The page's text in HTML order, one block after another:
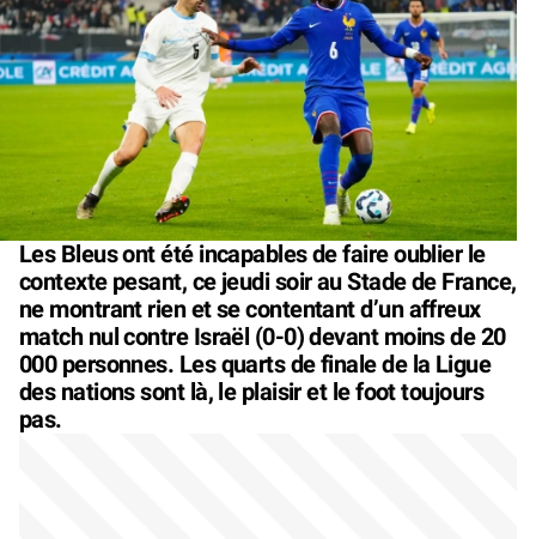
Les Bleus ont été incapables de faire oublier le
contexte pesant, ce jeudi soir au Stade de France,
ne montrant rien et se contentant d’un affreux
match nul contre Israël (0-0) devant moins de 20
000 personnes. Les quarts de finale de la Ligue
des nations sont là, le plaisir et le foot toujours
pas.